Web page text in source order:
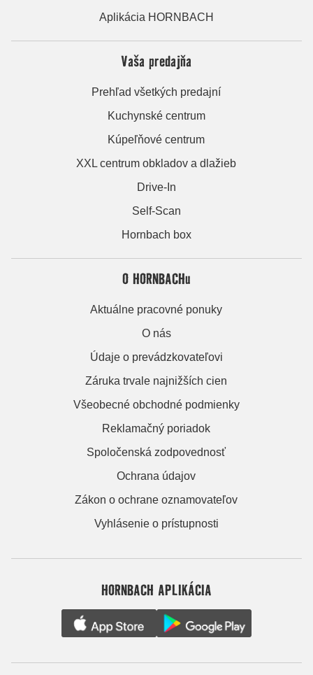
Aplikácia HORNBACH
Vaša predajňa
Prehľad všetkých predajní
Kuchynské centrum
Kúpeľňové centrum
XXL centrum obkladov a dlažieb
Drive-In
Self-Scan
Hornbach box
O HORNBACHu
Aktuálne pracovné ponuky
O nás
Údaje o prevádzkovateľovi
Záruka trvale najnižších cien
Všeobecné obchodné podmienky
Reklamačný poriadok
Spoločenská zodpovednosť
Ochrana údajov
Zákon o ochrane oznamovateľov
Vyhlásenie o prístupnosti
HORNBACH APLIKÁCIA